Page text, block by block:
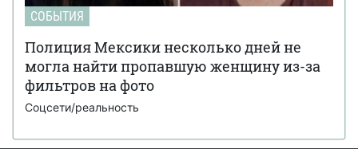
СОБЫТИЯ
Полиция Мексики несколько дней не
могла найти пропавшую женщину из-за
фильтров на фото
Соцсети/реальность